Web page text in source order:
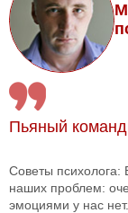
Пьяный
Советы психолога:
наших проблем:
эмоциями у нас